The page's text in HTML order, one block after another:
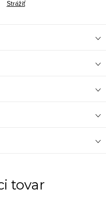
Strážiť
tovar